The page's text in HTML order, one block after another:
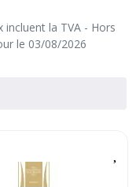
la TVA - Hors
le 03/08/2026